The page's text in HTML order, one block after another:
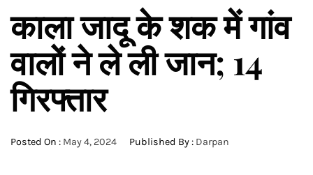
काला जादू के शक में गांव
वालों ने ले ली जान; 14
गिरफ्तार
Posted On : May 4, 2024 Published By : Darpan